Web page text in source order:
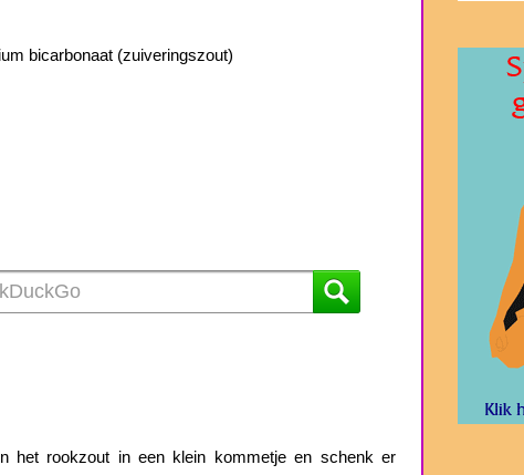
bicarbonaat (zuiveringszout)
het rookzout in een klein kommetje en schenk er